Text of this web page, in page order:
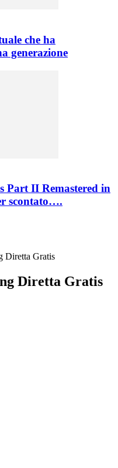
che ha
generazione
Part II Remastered in
scontato….
Diretta Gratis
Diretta Gratis